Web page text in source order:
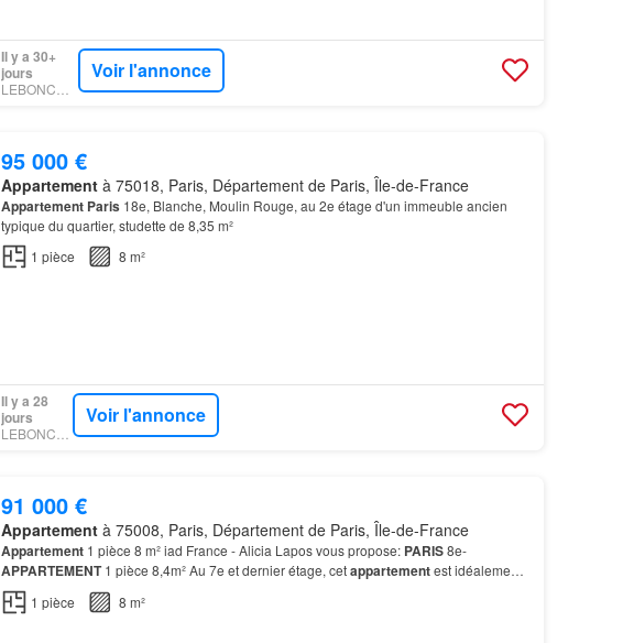
Il y a 30+
jours
Voir l'annonce
95 000 €
Appartementà 75018, Paris, Département de Paris, Île-de-France
Appartement Paris 18e, Blanche, Moulin Rouge, au 2e étage d'un immeuble ancien
typique du quartier, studette de 8,35 m²
1 pièce 8 m²
Il y a 28
jours
Voir l'annonce
91 000 €
Appartementà 75008, Paris, Département de Paris, Île-de-France
Appartement1 pièce 8 m² iad France - Alicia Lapos vous propose: PARIS8e-
APPARTEMENT1 pièce 8,4m² Au 7e et dernier étage, cetappartementest idéalement
Exposé est, ce bien lumineux offre une vue dégagée exceptionnelle sur…
1 pièce 8 m²